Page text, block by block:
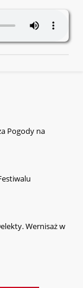
Pogody na
Wernisaż w